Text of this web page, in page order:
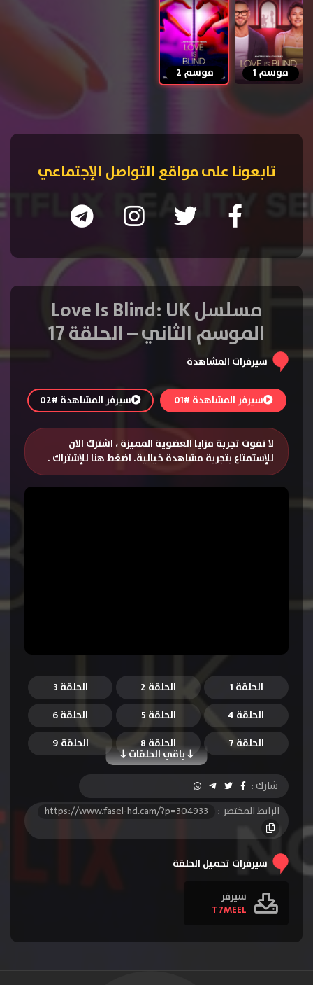
موسم 1 موسم 2
تابعونا على مواقع التواصل الإجتماعي
مسلسل Love Is Blind: UK
الموسم الثاني – الحلقة 17
سيرفرات المشاهدة
سيرفر المشاهدة #01 سيرفر المشاهدة #02
لا تفوت تجربة مزايا العضوية المميزة ، اشترك الان
للإستمتاع بتجربة مشاهدة خيالية. اضغط هنا للإشتراك .
الحلقة 1 الحلقة 2
الحلقة 3
الحلقة 4
الحلقة 5 الحلقة 6
باقي الحلقات
الحلقة 7 الحلقة 8
الحلقة 9
الحلقة 10
الحلقة 11
الحلقة 13
الحلقة 14
الحلقة 15
شارك :
الرابط المختصر :
https://www.fasel-hd.cam/?p=304933
سيرفرات تحميل الحلقة
سيرفر
T7MEEL